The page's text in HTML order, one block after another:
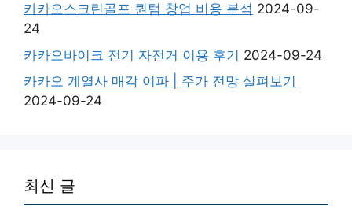
카카오스크린골프 퀀텀 창업 비용 분석 2024-09-
24
카카오바이크 전기 자전거 이용 후기 2024-09-24
카카오 계열사 매각 여파 | 주가 전망 살펴보기
2024-09-24
최신 글